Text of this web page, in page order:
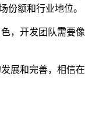
份额和行业地位。
，开发团队需要
展和完善，相信